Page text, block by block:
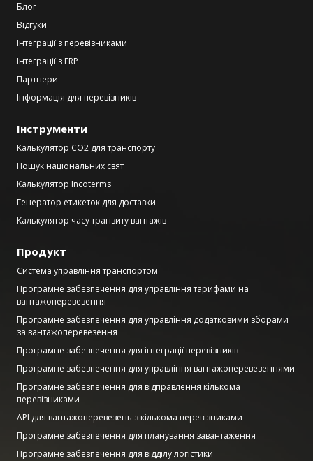
Блог
Відгуки
Інтеграції з перевізниками
Інтеграції з ERP
Партнери
Інформація для перевізників
Інструменти
Калькулятор CO2 для транспорту
Пошук національних свят
Калькулятор Incoterms
Генератор етикеток для доставки
Калькулятор часу транзиту вантажів
Продукт
Система управління транспортом
Програмне забезпечення для управління тарифами на
вантажоперевезення
Програмне забезпечення для управління додатковими зборами
за вантажоперевезення
Програмне забезпечення для інтеграції перевізників
Програмне забезпечення для управління вантажоперевезеннями
Програмне забезпечення для відправлення кількома
перевізниками
API для вантажоперевезень з кількома перевізниками
Програмне забезпечення для планування завантаження
Програмне забезпечення для відділу логістики